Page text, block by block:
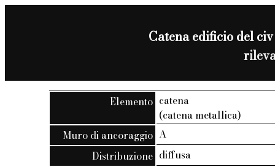
Catena edificio del
Elemento catena
(catena metallica)
Muro di ancoraggio A
Distribuzione diffusa